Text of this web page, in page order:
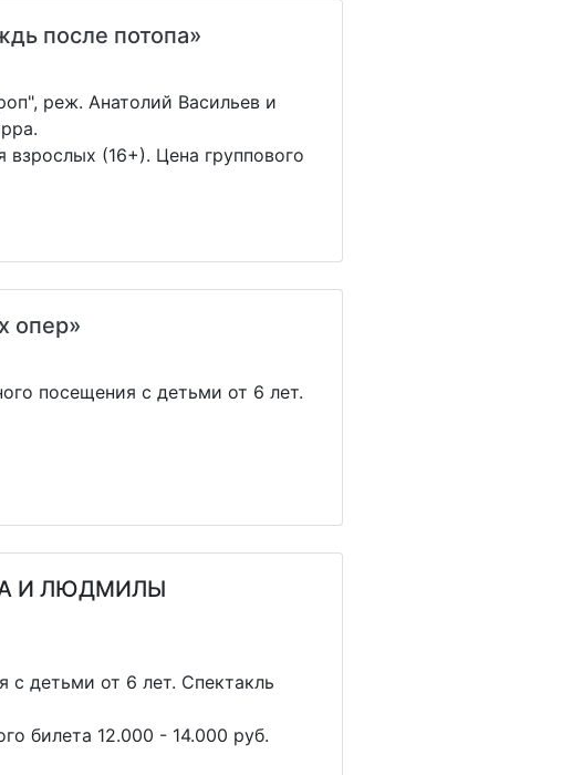
после потопа»
реж. Анатолий Васильев и
взрослых (16+). Цена группового
опер»
посещения с детьми от 6 лет.
И ЛЮДМИЛЫ
с детьми от 6 лет. Спектакль
билета 12.000 - 14.000 руб.